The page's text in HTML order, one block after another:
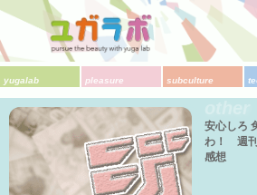
yugalab pleasure subculture
安心しろ
わ！ 週刊
感想